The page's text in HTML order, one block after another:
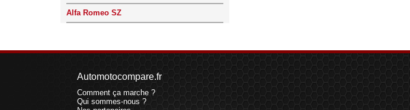
Alfa Romeo SZ
Automotocompare.fr
Comment ça marche ?
Qui sommes-nous ?